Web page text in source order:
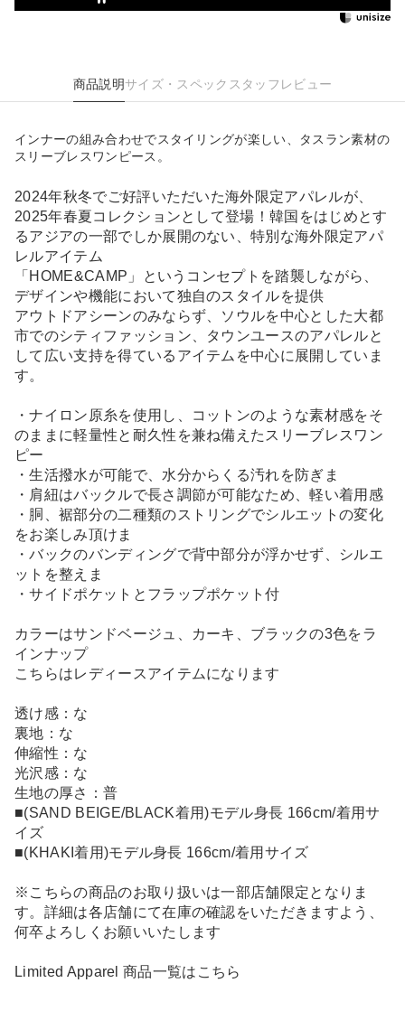
商品説明サイズ・スペック スタッフレビュー
インナーの組み合わせでスタイリングが楽しい、タスラン素材の
スリーブレスワンピース。
2024年秋冬でご好評いただいた海外限定アパレルが、
2025年春夏コレクションとして登場！韓国をはじめとす
るアジアの一部でしか展開のない、特別な海外限定アパ
レルアイテム
「HOME&CAMP」というコンセプトを踏襲しながら、
デザインや機能において独自のスタイルを提供
アウトドアシーンのみならず、ソウルを中心とした大都
市でのシティファッション、タウンユースのアパレルと
して広い支持を得ているアイテムを中心に展開していま
す。
・ナイロン原糸を使用し、コットンのような素材感をそ
のままに軽量性と耐久性を兼ね備えたスリーブレスワン
ピー
・生活撥水が可能で、水分からくる汚れを防ぎま
・肩紐はバックルで長さ調節が可能なため、軽い着用感
・胴、裾部分の二種類のストリングでシルエットの変化
をお楽しみ頂けま
・バックのバンディングで背中部分が浮かせず、シルエ
ットを整えま
・サイドポケットとフラップポケット付
カラーはサンドベージュ、カーキ、ブラックの3色をラ
インナップ
こちらはレディースアイテムになります
透け感：な
裏地：な
伸縮性：な
光沢感：な
生地の厚さ：普
■(SAND BEIGE/BLACK着用)モデル身長 166cm/着用サ
イズ
■(KHAKI着用)モデル身長 166cm/着用サイズ
※こちらの商品のお取り扱いは一部店舗限定となりま
す。詳細は各店舗にて在庫の確認をいただきますよう、
何卒よろしくお願いいたします
Limited Apparel 商品一覧はこちら